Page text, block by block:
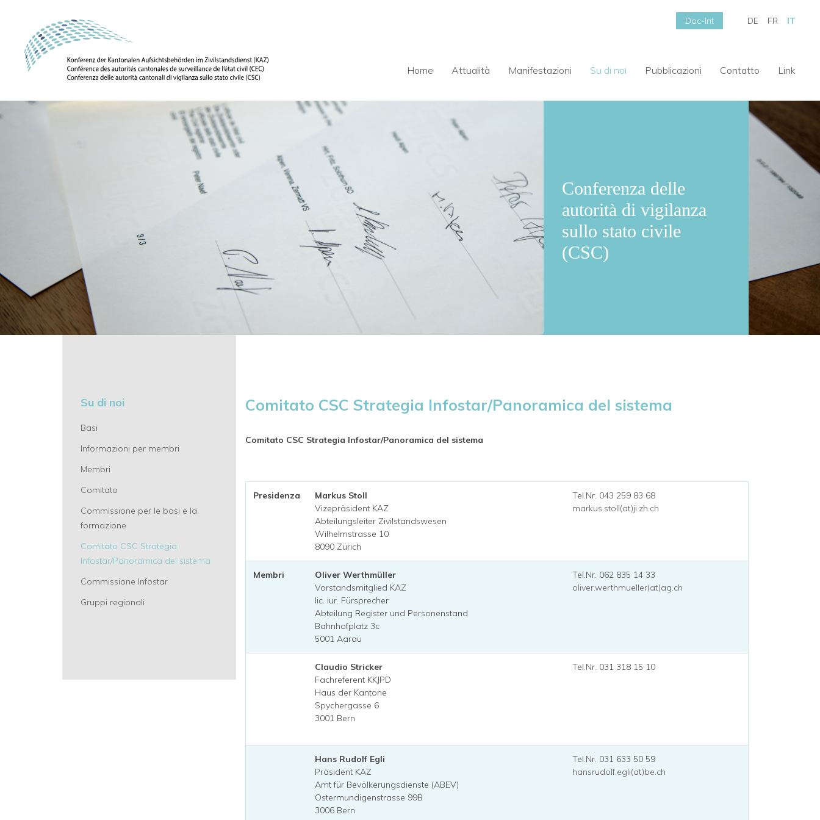
Doc-Int DE FR IT
Home Attualità Manifestazioni Su di noi Pubblicazioni Contatto Link
Conferenza delle
autorità di vigilanza
sullo stato civile
(CSC)
Su di noi
Basi
Informazioni per membri
Membri
Comitato
Commissione per le basi e la
formazione
Comitato CSC Strategia
Infostar/Panoramica del sistema
Commissione Infostar
Gruppi regionali
Comitato CSC Strategia Infostar/Panoramica del sistema
Comitato CSC Strategia Infostar/Panoramica del sistema
Presidenza
Markus Stoll
Vizepräsident KAZ
Abteilungsleiter Zivilstandswesen
Wilhelmstrasse 10
8090 Zürich
Tel.Nr. 043 259 83 68
markus.stoll(at)ji.zh.ch
Membri
Oliver Werthmüller
Vorstandsmitglied KAZ
lic. iur. Fürsprecher
Abteilung Register und Personenstand
Bahnhofplatz 3c
5001 Aarau
Tel.Nr. 062 835 14 33
oliver.werthmueller(at)ag.ch
Claudio Stricker
Fachreferent KKJPD
Haus der Kantone
Spychergasse 6
3001 Bern
Tel.Nr. 031 318 15 10
Hans Rudolf Egli
Präsident KAZ
Amt für Bevölkerungsdienste (ABEV)
Ostermundigenstrasse 99B
3006 Bern
Tel.Nr. 031 633 50 59
hansrudolf.egli(at)be.ch